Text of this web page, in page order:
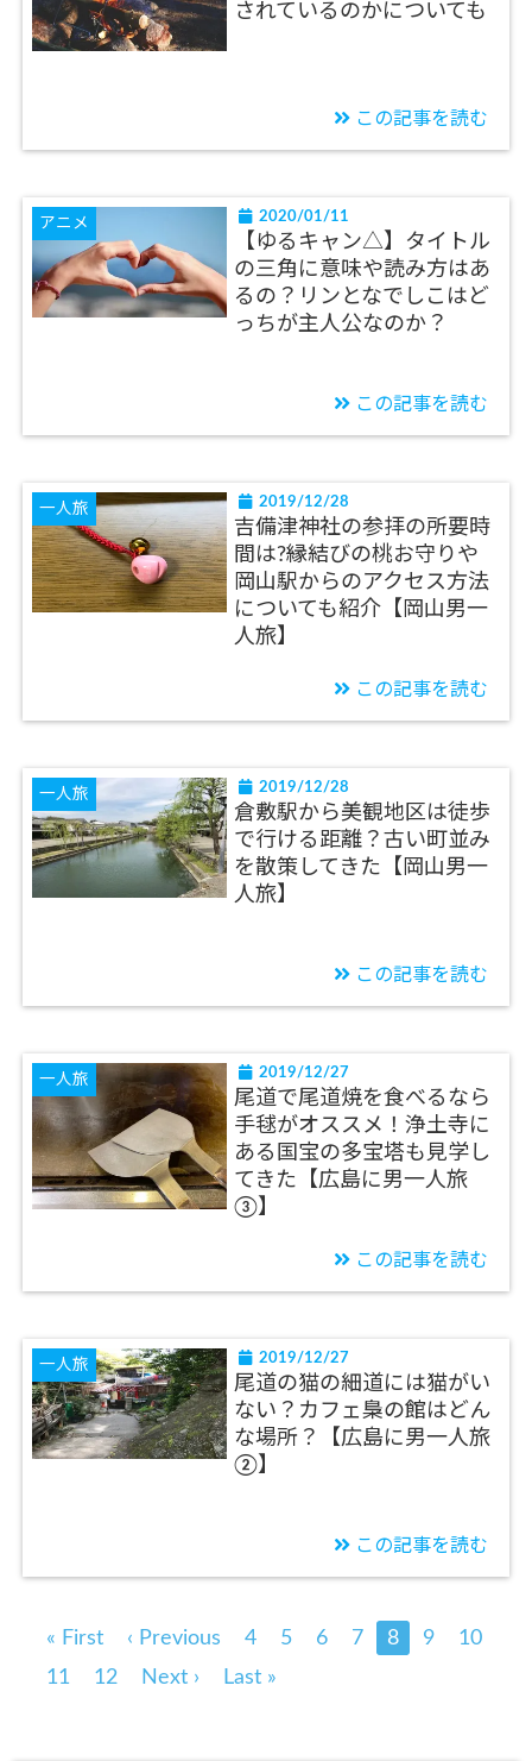
されているのかについても
この記事を読む
アニメ 2020/01/11
【ゆるキャン△】タイトル
の三角に意味や読み方はあ
るの？リンとなでしこはど
っちが主人公なのか？
この記事を読む
一人旅 2019/12/28
吉備津神社の参拝の所要時
間は?縁結びの桃お守りや
岡山駅からのアクセス方法
についても紹介【岡山男一
人旅】
この記事を読む
一人旅 2019/12/28
倉敷駅から美観地区は徒歩
で行ける距離？古い町並み
を散策してきた【岡山男一
人旅】
この記事を読む
一人旅 2019/12/27
尾道で尾道焼を食べるなら
手毬がオススメ！浄土寺に
ある国宝の多宝塔も見学し
てきた【広島に男一人旅
③】
この記事を読む
一人旅 2019/12/27
尾道の猫の細道には猫がい
ない？カフェ梟の館はどん
な場所？【広島に男一人旅
②】
この記事を読む
« First ‹ Previous 4 5 6 7 8 9
10
11
12 Next › Last »